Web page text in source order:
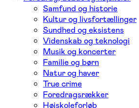
Samfund og historie
Kultur og livsfortællinger
Sundhed og eksistens
Videnskab og teknologi
Musik og koncerter
Familie og børn
Natur og haver
True crime
Foredragsrækker
Højskoleforløb